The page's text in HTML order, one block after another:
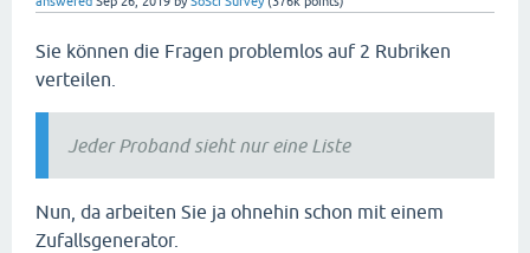
Sie können die Fragen problemlos auf 2 Rubriken
verteilen.
Jeder Proband sieht nur eine Liste
Nun, da arbeiten Sie ja ohnehin schon mit einem
Zufallsgenerator.